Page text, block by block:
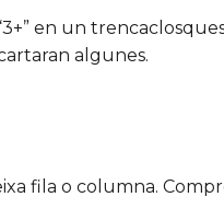
en un
algunes.
fila o columna.